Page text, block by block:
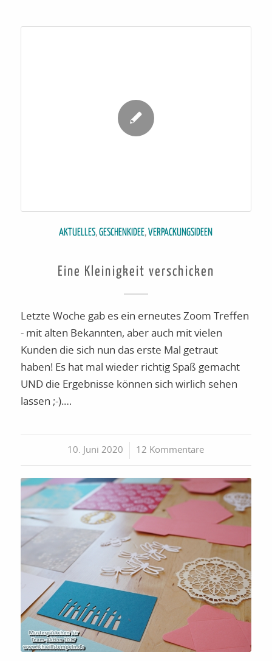
AKTUELLES,GESCHENKIDEE,VERPACKUNGSIDEEN
Eine Kleinigkeit verschicken
Letzte Woche gab es ein erneutes Zoom Treffen
- mit alten Bekannten, aber auch mit vielen
Kunden die sich nun das erste Mal getraut
haben! Es hat mal wieder richtig Spaß gemacht
UND die Ergebnisse können sich wirlich sehen
lassen ;-).…
10. Juni 2020
/ 12 Kommentare